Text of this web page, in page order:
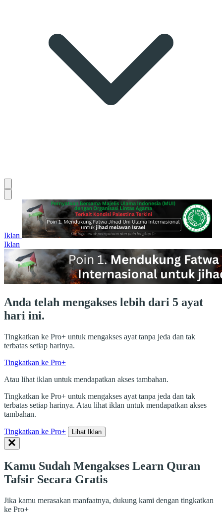
Iklan
Iklan
Anda telah mengakses lebih dari 5 ayat
hari ini.
Tingkatkan ke Pro+ untuk mengakses ayat tanpa jeda dan tak
terbatas setiap harinya.
Tingkatkan ke Pro+
Atau lihat iklan untuk mendapatkan akses tambahan.
Tingkatkan ke Pro+ untuk mengakses ayat tanpa jeda dan tak
terbatas setiap harinya. Atau lihat iklan untuk mendapatkan akses
tambahan.
Tingkatkan ke Pro+ Lihat Iklan
Kamu Sudah Mengakses Learn Quran
Tafsir Secara Gratis
Jika kamu merasakan manfaatnya, dukung kami dengan tingkatkan
ke Pro+